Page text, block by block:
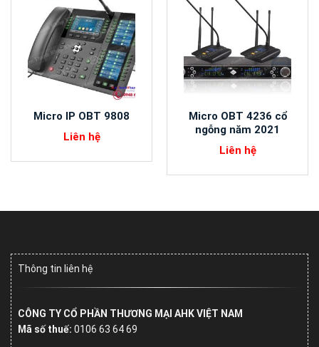
Micro IP OBT 9808
Liên hệ
Micro OBT 4236 cổ
ngỗng năm 2021
Liên hệ
Thông tin liên hệ
CÔNG TY CỔ PHẦN THƯƠNG MẠI AHK VIỆT NAM
Mã số thuế: 0106 63 64 69